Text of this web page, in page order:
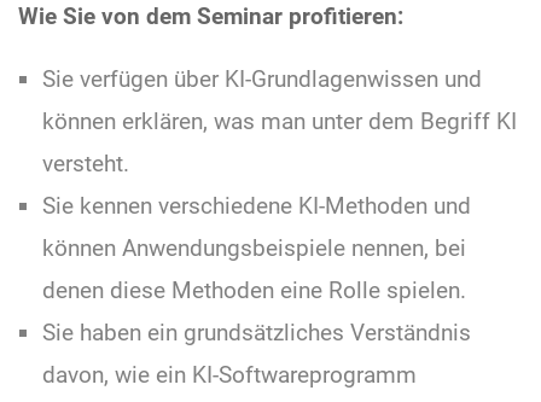
Wie Sie von dem Seminar profitieren:
Sie verfügen über KI-Grundlagenwissen und
können erklären, was man unter dem Begriff KI
versteht.
Sie kennen verschiedene KI-Methoden und
können Anwendungsbeispiele nennen, bei
denen diese Methoden eine Rolle spielen.
Sie haben ein grundsätzliches Verständnis
davon, wie ein KI-Softwareprogramm